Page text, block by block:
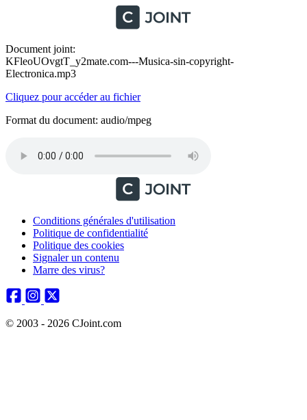
Document joint:
KFleoUOvgtT_y2mate.com---Musica-sin-copyright-
Electronica.mp3
Cliquez pour accéder au fichier
Format du document: audio/mpeg
Conditions générales d'utilisation
Politique de confidentialité
Politique des cookies
Signaler un contenu
Marre des virus?
© 2003 - 2026 CJoint.com